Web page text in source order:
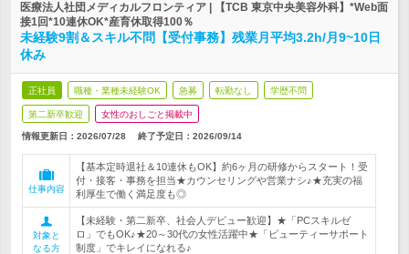
医療法人社団メディカルフロンティア | 【TCB 東京中央美容外科】*Web面
接1回*10連休OK*産育休取得100％
未経験9割＆スキル不問【受付事務】残業月平均3.2h/月9~10日
休み
正社員 職種・業種未経験OK 急募 転勤なし 学歴不問
第二新卒歓迎 女性のおしごと掲載中
情報更新日：2026/07/28 終了予定日： 2026/09/14
仕事内容
【基本定時退社＆10連休もOK】約6ヶ月の研修からスタート！受
付・接客・事務を担当★カウンセリングや営業ナシ♪★充実の福
利厚生で働く満足度も◎
対象と
なる方
【未経験・第二新卒、社会人デビュー歓迎】★「PCスキルゼ
ロ」でもOK♪★20～30代の女性活躍中★「ビューティーサポート
制度」でキレイになれる♪